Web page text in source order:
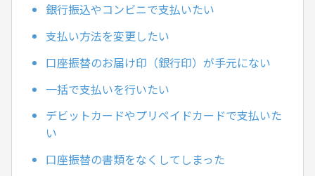
銀行振込やコンビニで支払いたい
支払い方法を変更したい
口座振替のお届け印（銀行印）が手元にない
一括で支払いを行いたい
デビットカードやプリペイドカードで支払いた
い
口座振替の書類をなくしてしまった